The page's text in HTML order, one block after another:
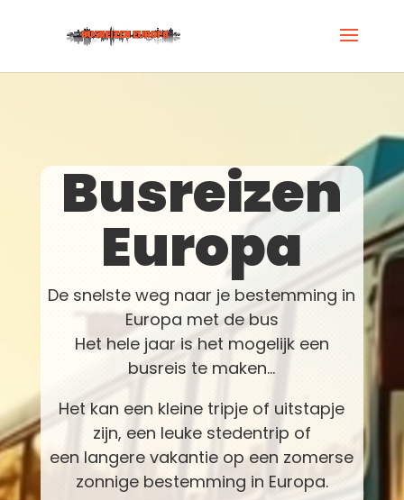
Busreizen
Europa
De snelste weg naar je bestemming in
Europa met de bus
Het hele jaar is het mogelijk een
busreis te maken…
Het kan een kleine tripje of uitstapje
zijn, een leuke stedentrip of
een langere vakantie op een zomerse
zonnige bestemming in Europa.